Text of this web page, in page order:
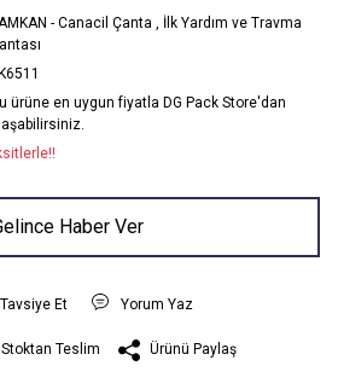
- Canacil Çanta , İlk Yardım ve Travma
ürüne en uygun fiyatla DG Pack Store'dan
Haber Ver
Tavsiye Et Yorum Yaz
Stoktan Teslim Ürünü Paylaş